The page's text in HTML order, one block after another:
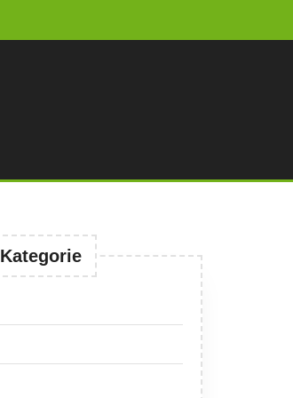
Kategorie